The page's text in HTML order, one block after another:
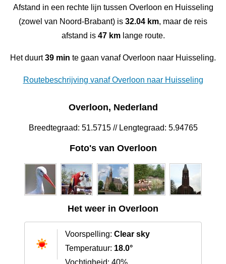
Afstand in een rechte lijn tussen Overloon en Huisseling
(zowel van Noord-Brabant) is 32.04 km, maar de reis
afstand is 47 kmlange route.
Het duurt39 min te gaan vanaf Overloon naar Huisseling.
Routebeschrijving vanaf Overloon naar Huisseling
Overloon, Nederland
Breedtegraad: 51.5715 // Lengtegraad: 5.94765
Foto's van Overloon
Het weer in Overloon
Voorspelling: Clear sky
Temperatuur: 18.0°